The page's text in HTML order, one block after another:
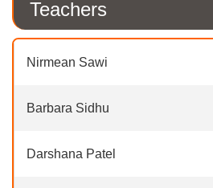
Teachers
Nirmean Sawi
Barbara Sidhu
Darshana Patel